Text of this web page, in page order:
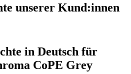
unserer Kund:innen
in Deutsch für
CoPE Grey